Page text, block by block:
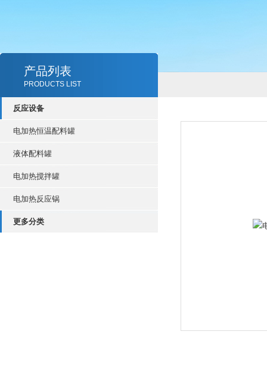
产品列表
PRODUCTS LIST
反应设备
电加热恒温配料罐
液体配料罐
电加热搅拌罐
电加热反应锅
更多分类